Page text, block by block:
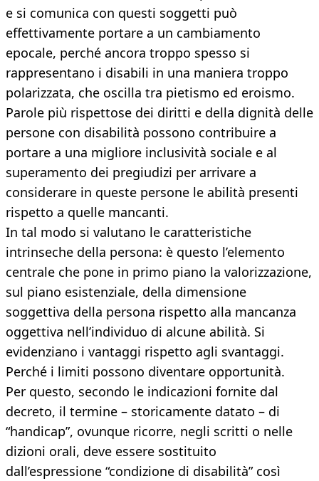
e si comunica con questi soggetti può
effettivamente portare a un cambiamento
epocale, perché ancora troppo spesso si
rappresentano i disabili in una maniera troppo
polarizzata, che oscilla tra pietismo ed eroismo.
Parole più rispettose dei diritti e della dignità delle
persone con disabilità possono contribuire a
portare a una migliore inclusività sociale e al
superamento dei pregiudizi per arrivare a
considerare in queste persone le abilità presenti
rispetto a quelle mancanti.
In tal modo si valutano le caratteristiche
intrinseche della persona: è questo l’elemento
centrale che pone in primo piano la valorizzazione,
sul piano esistenziale, della dimensione
soggettiva della persona rispetto alla mancanza
oggettiva nell’individuo di alcune abilità. Si
evidenziano i vantaggi rispetto agli svantaggi.
Perché i limiti possono diventare opportunità.
Per questo, secondo le indicazioni fornite dal
decreto, il termine – storicamente datato – di
“handicap”, ovunque ricorre, negli scritti o nelle
dizioni orali, deve essere sostituito
dall’espressione “condizione di disabilità” così